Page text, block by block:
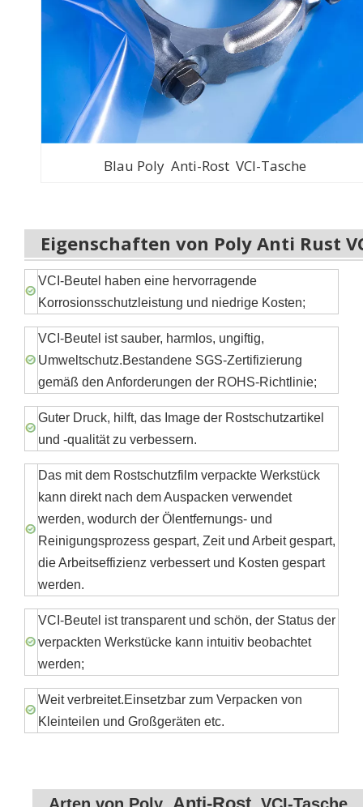
Blau PolyAnti-RostVCI-Tasche
Eigenschaften von Poly Anti Rust
VCI-Beutel haben eine hervorragende
Korrosionsschutzleistung und niedrige Kosten;
VCI-Beutel ist sauber, harmlos, ungiftig,
Umweltschutz.Bestandene SGS-Zertifizierung
gemäß den Anforderungen der ROHS-Richtlinie;
Guter Druck, hilft, das Image der Rostschutzartikel
und -qualität zu verbessern.
Das mit dem Rostschutzfilm verpackte Werkstück
kann direkt nach dem Auspacken verwendet
werden, wodurch der Ölentfernungs- und
Reinigungsprozess gespart, Zeit und Arbeit gespart,
die Arbeitseffizienz verbessert und Kosten gespart
werden.
VCI-Beutel ist transparent und schön, der Status der
verpackten Werkstücke kann intuitiv beobachtet
werden;
Weit verbreitet.Einsetzbar zum Verpacken von
Kleinteilen und Großgeräten etc.